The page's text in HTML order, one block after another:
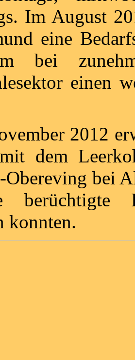
Im August
eine
bei
einen
2012
dem
bei
berüchtigte
konnten.